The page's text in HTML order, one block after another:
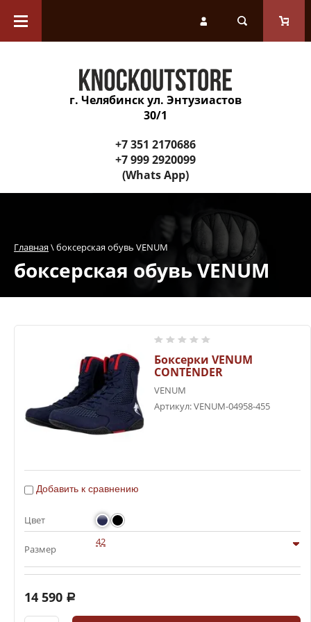
Защитное снаряжение
Инвентарь для тренера
Спортивные снаряды и
Одежда
Аксессуары
Спортивная медицина
Одежда для сгонки веса
СКИДКИ
г. Челябинск ул. Энтузиастов
30/1
+7 351 2170686
+7 999 2920099
(Whats App)
Главная \ боксерская обувь VENUM
боксерская обувь VENUM
Боксерки VENUM
CONTENDER
VENUM
Артикул:VENUM-04958-455
Добавить к сравнению
Цвет
Размер
42
14 590 a